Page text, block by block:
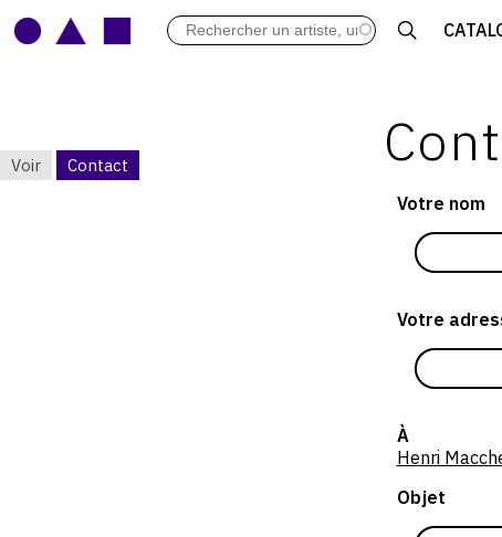
ARCHIVES DES EXPOSITIONS
LEXIQUE ARTISTIQUE
ONGLETS
Voir Contact
Votre nom
Votre
À
Henri
Objet